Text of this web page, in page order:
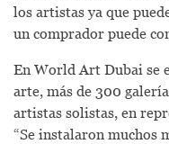
los artistas ya que
un comprador puede
En World Art Dubai se
arte, más de 300
artistas solistas, en
“Se instalaron muchos